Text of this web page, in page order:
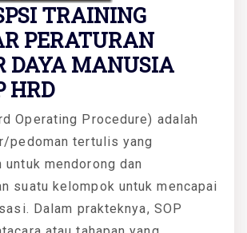
TRAINING
PERATURAN
DAYA MANUSIA
HRD
Operating Procedure) adalah
pedoman tertulis yang
untuk mendorong dan
suatu kelompok untuk mencapai
Dalam prakteknya, SOP